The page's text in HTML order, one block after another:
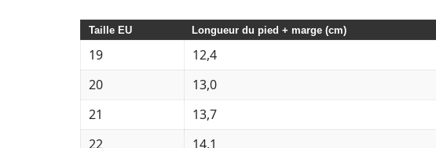
Taille EU Longueur du pied + marge (cm)
19 12,4
20
13,0
21
13,7
22
14,1